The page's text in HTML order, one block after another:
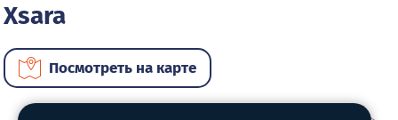
Xsara
Посмотреть на карте